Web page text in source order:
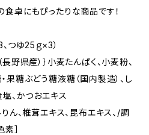
食卓にもぴったりな商品です！
つゆ25ｇ×3）
長野県産）｝小麦たんぱく、小麦粉、
果糖ぶどう糖液糖（国内製造）、し
塩、かつおエキス
りん、椎茸エキス、昆布エキス、/調
素］